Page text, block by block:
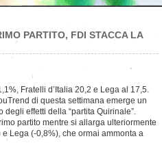
PARTITO, FDI STACCA LA
Fratelli d’Italia 20,2 e Lega al 17,5.
di questa settimana emerge un
effetti della “partita Quirinale”.
partito mentre si allarga ulteriormente
e Lega (-0,8%), che ormai ammonta a